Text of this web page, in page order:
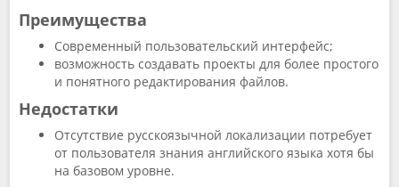
Преимущества
Современный пользовательский интерфейс;
возможность создавать проекты для более простого
и понятного редактирования файлов.
Недостатки
Отсутствие русскоязычной локализации потребует
от пользователя знания английского языка хотя бы
на базовом уровне.